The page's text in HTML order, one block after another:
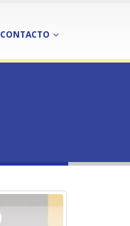
CONTACTO